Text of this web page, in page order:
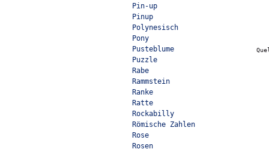
Pin-up
Pinup
Polynesisch
Pony
Pusteblume
Puzzle
Rabe
Rammstein
Ranke
Ratte
Rockabilly
Römische Zahlen
Rose
Rosen